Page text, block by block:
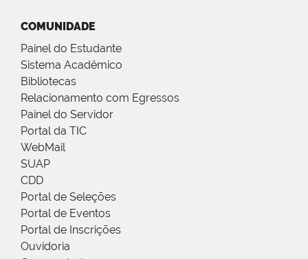
COMUNIDADE
Painel do Estudante
Sistema Acadêmico
Bibliotecas
Relacionamento com Egressos
Painel do Servidor
Portal da TIC
WebMail
SUAP
CDD
Portal de Seleções
Portal de Eventos
Portal de Inscrições
Ouvidoria